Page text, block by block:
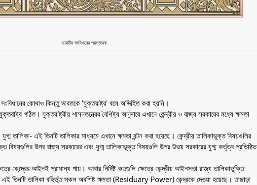
ভারতীয় সংবিধানের প্রস্তাবনা
কোথাও কিন্তু ভারতকে 'যুক্তরাষ্ট্র' বলে অভিহিত করা হয়নি।
গঠিত। যুক্তরাষ্ট্রীয় শাসনতন্ত্রের বৈশিষ্ট্য অনুসারে এখানে কেন্দ্রীয় ও রাজ্য সরকারের মধ্যে ক্ষমতা
তালিকা- এই তিনটি তালিকার মাধ্যমে এখানে ক্ষমতা বন্টন করা হয়েছে। কেন্দ্রীয় তালিকাভুক্ত বিষয়গুলির
বিষয়গুলির উপর রাজ্য সরকারের এবং যুগ্ম তালিকাভূক্ত বিষয়গুলি উপর উভয় সরকারের যুগ্ম কর্তৃত্ব প্রতিষ্ঠিত
কেন্দ্রের আইনই প্রাধান্য পায়। আবার নির্দিষ্ট কতগুলি ক্ষেত্রে কেন্দ্রীয় আইনসভা রাজ্য তালিকাভুক্তি
এই তিনটি তালিকা বহির্ভূত সকল অবশিষ্ট ক্ষমতা (Residuary Power) কেন্দ্রকে দেওয়া হয়েছে। তাছাড়া